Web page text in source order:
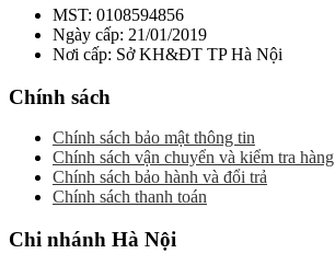
MST: 0108594856
Ngày cấp: 21/01/2019
Nơi cấp: Sở KH&ĐT TP Hà Nội
Chính sách
Chính sách bảo mật thông tin
Chính sách vận chuyển và kiểm tra hàng
Chính sách bảo hành và đổi trả
Chính sách thanh toán
Chi nhánh Hà Nội